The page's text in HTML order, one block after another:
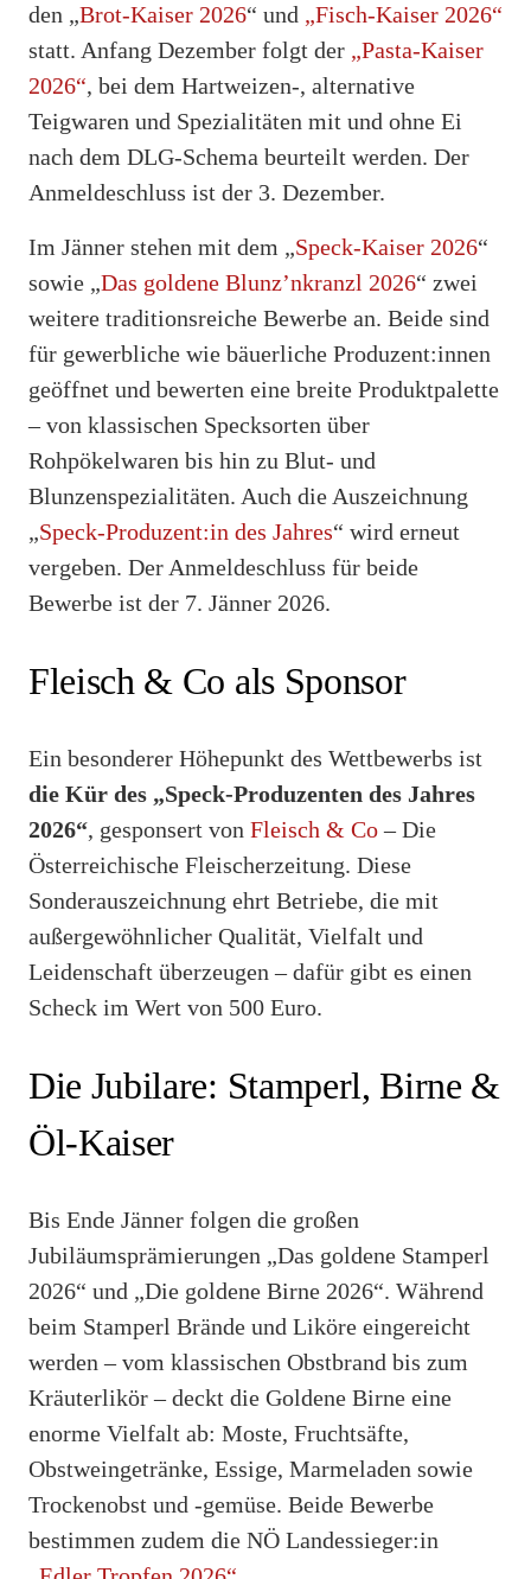
den „Brot-Kaiser 2026“ und „Fisch-Kaiser 2026“
statt. Anfang Dezember folgt der „Pasta-Kaiser
2026“, bei dem Hartweizen-, alternative
Teigwaren und Spezialitäten mit und ohne Ei
nach dem DLG-Schema beurteilt werden. Der
Anmeldeschluss ist der 3. Dezember.
Im Jänner stehen mit dem „Speck-Kaiser 2026“
sowie „Das goldene Blunz’nkranzl 2026“ zwei
weitere traditionsreiche Bewerbe an. Beide sind
für gewerbliche wie bäuerliche Produzent:innen
geöffnet und bewerten eine breite Produktpalette
– von klassischen Specksorten über
Rohpökelwaren bis hin zu Blut- und
Blunzenspezialitäten. Auch die Auszeichnung
„Speck-Produzent:in des Jahres“ wird erneut
vergeben. Der Anmeldeschluss für beide
Bewerbe ist der 7. Jänner 2026.
Fleisch & Co als Sponsor
Ein besonderer Höhepunkt des Wettbewerbs ist
die Kür des „Speck-Produzenten des Jahres
2026“, gesponsert von Fleisch & Co– Die
Österreichische Fleischerzeitung. Diese
Sonderauszeichnung ehrt Betriebe, die mit
außergewöhnlicher Qualität, Vielfalt und
Leidenschaft überzeugen – dafür gibt es einen
Scheck im Wert von 500 Euro.
Die Jubilare: Stamperl, Birne &
Öl-Kaiser
Bis Ende Jänner folgen die großen
Jubiläumsprämierungen „Das goldene Stamperl
2026“ und „Die goldene Birne 2026“. Während
beim Stamperl Brände und Liköre eingereicht
werden – vom klassischen Obstbrand bis zum
Kräuterlikör – deckt die Goldene Birne eine
enorme Vielfalt ab: Moste, Fruchtsäfte,
Obstweingetränke, Essige, Marmeladen sowie
Trockenobst und -gemüse. Beide Bewerbe
bestimmen zudem die NÖ Landessieger:in